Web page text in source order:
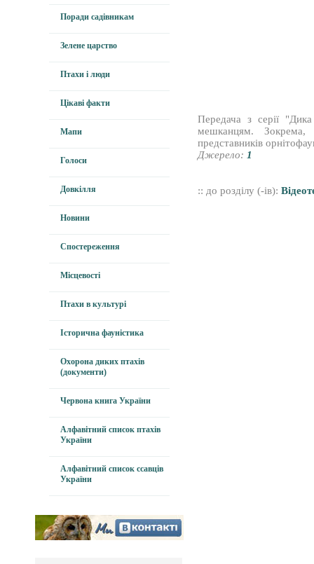
Поради садівникам
Зелене царство
Птахи і люди
Цікаві факти
Мапи
Голоси
Довкілля
Новини
Спостереження
Місцевості
Птахи в культурі
Історична фауністика
Охорона диких птахів
(документи)
Червона книга України
Алфавітний список птахів
України
Алфавітний список ссавців
України
Передача з серії
мешканцям.
представників
Джерело: 1
:: до розділу (-ів):